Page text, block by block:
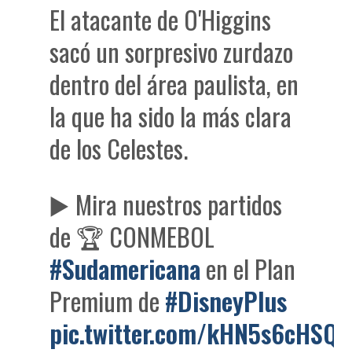
El atacante de O'Higgins
sacó un sorpresivo zurdazo
dentro del área paulista, en
la que ha sido la más clara
de los Celestes.
▶️ Mira nuestros partidos
de 🏆 CONMEBOL
#Sudamericanaen el Plan
Premium de#DisneyPlus
pic.twitter.com/kHN5s6cHSQ